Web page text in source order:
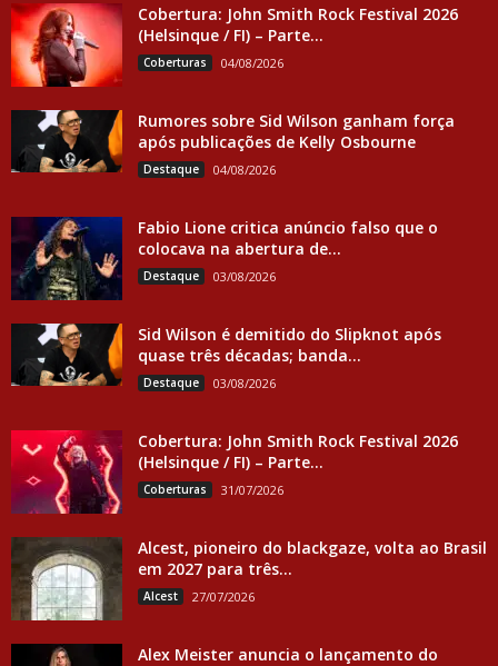
Cobertura: John Smith Rock Festival 2026
(Helsinque / FI) – Parte...
Coberturas 04/08/2026
Rumores sobre Sid Wilson ganham força
após publicações de Kelly Osbourne
Destaque 04/08/2026
Fabio Lione critica anúncio falso que o
colocava na abertura de...
Destaque 03/08/2026
Sid Wilson é demitido do Slipknot após
quase três décadas; banda...
Destaque 03/08/2026
Cobertura: John Smith Rock Festival 2026
(Helsinque / FI) – Parte...
Coberturas 31/07/2026
Alcest, pioneiro do blackgaze, volta ao Brasil
em 2027 para três...
Alcest 27/07/2026
Alex Meister anuncia o lançamento do